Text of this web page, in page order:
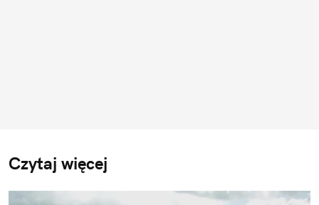
Czytaj więcej